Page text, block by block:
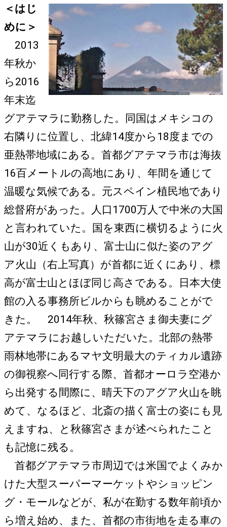
＜はじ
めに＞
2013
年秋か
ら2016
年末迄
グアテマラに勤務した。同国はメキシコの
右隣りに位置し、北緯14度から18度までの
亜熱帯地域にある。首都グアテマラ市は海抜
16百メートルの高地にあり、年間を通じて
温暖な気候である。元スペイン植民地であり
総督府があった。人口1700万人で中米の大国
と言われていた。国を東西に横切るように火
山が30近くもあり、富士山に似た姿のアグ
ア火山（右上写真）が首都に近くにあり、標
高が富士山とほぼ同じ高さである。日本大使
館の入る事務所ビルからも眺めることがで
きた。 2014年秋、秋篠宮さま御夫妻にグ
アテマラにお越しいただいた。北部の熱帯
雨林地帯にあるマヤ文明最大のティカル遺跡
の御視察へ同行する際、首都オーロラ空港か
ら出発する間際に、晴天下のアグア火山を眺
めて、なるほど、北斎の描く富士の姿にも見
えますね、と秋篠宮さまが述べられたこと
も記憶に残る。
首都グアテマラ市周辺では米国でよくみか
けた大型スーパーマーケットやショッピン
グ・モールなどが、私が在勤する数年前頃か
ら増え始め、また、首都の市街地を走る車の